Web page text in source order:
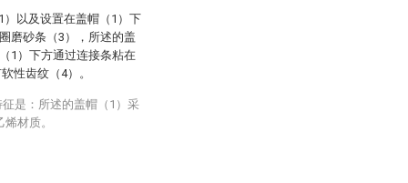
以及设置在盖帽（1）下
磨砂条（3），所述的盖
1）下方通过连接条粘在
性齿纹（4）。
是：所述的盖帽（1）采
材质。